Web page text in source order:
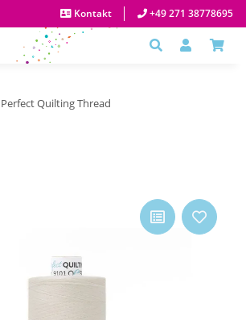
Kontakt +49 271 38778695
Perfect Quilting Thread